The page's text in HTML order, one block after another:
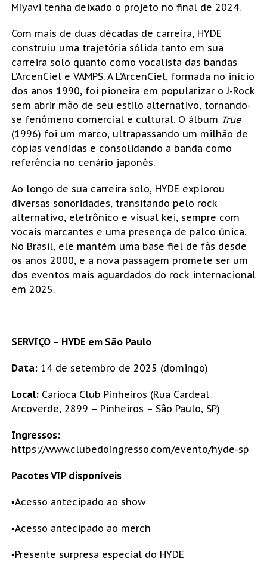
Miyavi tenha deixado o projeto no final de 2024.
Com mais de duas décadas de carreira, HYDE
construiu uma trajetória sólida tanto em sua
carreira solo quanto como vocalista das bandas
L’ArcenCiel e VAMPS. A L’ArcenCiel, formada no início
dos anos 1990, foi pioneira em popularizar o J-Rock
sem abrir mão de seu estilo alternativo, tornando-
se fenômeno comercial e cultural. O álbum True
(1996) foi um marco, ultrapassando um milhão de
cópias vendidas e consolidando a banda como
referência no cenário japonês.
Ao longo de sua carreira solo, HYDE explorou
diversas sonoridades, transitando pelo rock
alternativo, eletrônico e visual kei, sempre com
vocais marcantes e uma presença de palco única.
No Brasil, ele mantém uma base fiel de fãs desde
os anos 2000, e a nova passagem promete ser um
dos eventos mais aguardados do rock internacional
em 2025.
SERVIÇO – HYDE em São Paulo
Data:14 de setembro de 2025 (domingo)
Local:Carioca Club Pinheiros (Rua Cardeal
Arcoverde, 2899 – Pinheiros – São Paulo, SP)
Ingressos:
https://www.clubedoingresso.com/evento/hyde-sp
Pacotes VIP disponíveis
▪Acesso antecipado ao show
▪Acesso antecipado ao merch
▪Presente surpresa especial do HYDE